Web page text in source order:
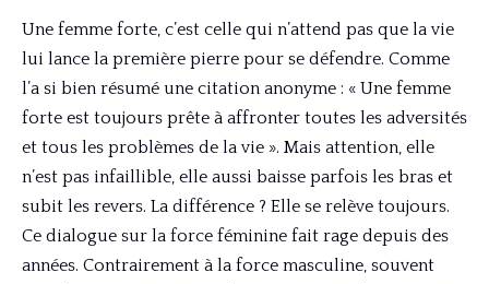
Une femme forte, c’est celle qui n’attend pas que la vie
lui lance la première pierre pour se défendre. Comme
l’a si bien résumé une citation anonyme : « Une femme
forte est toujours prête à affronter toutes les adversités
et tous les problèmes de la vie ». Mais attention, elle
n’est pas infaillible, elle aussi baisse parfois les bras et
subit les revers. La différence ? Elle se relève toujours.
Ce dialogue sur la force féminine fait rage depuis des
années. Contrairement à la force masculine, souvent